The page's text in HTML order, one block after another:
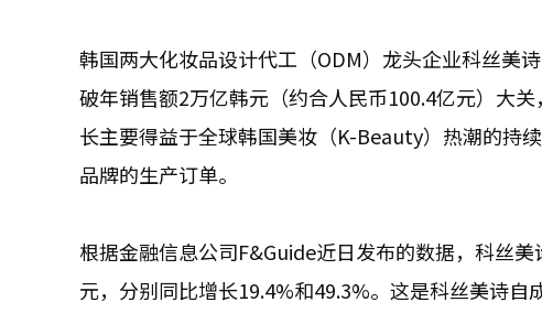
韩国两大化妆品设计代工（ODM）龙头企业科丝美
破年销售额2万亿韩元（约合人民币100.4亿元）大
长主要得益于全球韩国美妆（K-Beauty）热潮的持
品牌的生产订单。
根据金融信息公司F&Guide近日发布的数据，科丝
元，分别同比增长19.4%和49.3%。这是科丝美诗自